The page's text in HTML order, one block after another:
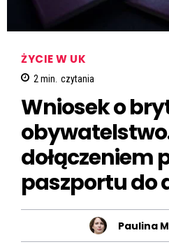
ŻYCIE W UK
2 min. czytania
Wniosek o
dołączeniem
paszportu do
Paulina